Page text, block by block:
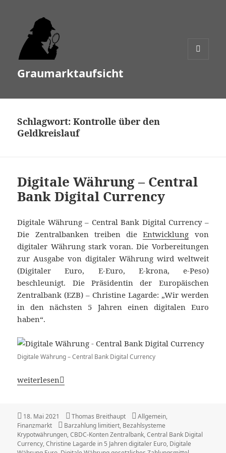
Graumarktaufsicht
Schlagwort:Kontrolle über den
Geldkreislauf
Digitale Währung – Central
Bank Digital Currency
Digitale Währung – Central Bank Digital Currency –
Die Zentralbanken treiben dieEntwicklung von
digitaler Währung stark voran. Die Vorbereitungen
zur Ausgabe von digitaler Währung wird weltweit
(Digitaler Euro, E-Euro, E-krona, e-Peso)
beschleunigt. Die Präsidentin der Europäischen
Zentralbank (EZB) – Christine Lagarde: „Wir werden
in den nächsten 5 Jahren einen digitalen Euro
haben“.
Digitale Währung – Central Bank Digital Currency
Digitale Währung – Central Bank Digital Currency
weiterlesen
Veröffentlicht
am
18. Mai 2021 Autor
Thomas Breithaupt Kategorien
Allgemein,
Finanzmarkt
Schlagwörter
Barzahlung limitiert, Bezahlsysteme
Krypotwährungen,CBDC-Konten Zentralbank,Central Bank Digital
Currency,Christine Lagarde in 5 Jahren digitaler Euro, Digitale